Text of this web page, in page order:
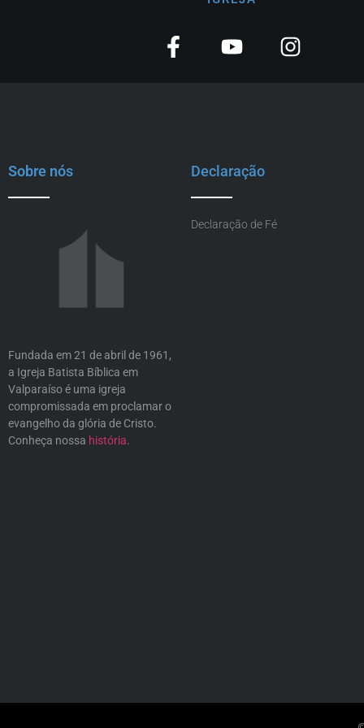
Sobre nós
Fundada em 21 de abril de 1961,
a Igreja Batista Bíblica em
Valparaíso é uma igreja
compromissada em proclamar o
evangelho da glória de Cristo.
Conheça nossa história.
Declaração
Declaração de Fé